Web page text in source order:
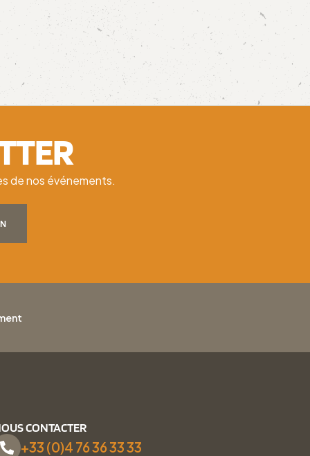
de nos événements.
CONTACTER
+33 (0)4 76 36 33 33